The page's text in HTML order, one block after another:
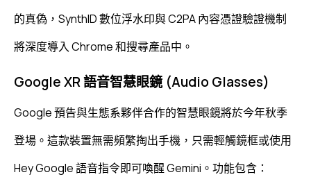
的真偽，SynthID 數位浮水印與 C2PA 內容憑證驗證機制
將深度導入 Chrome 和搜尋產品中。
Google XR 語音智慧眼鏡 (Audio Glasses)
Google 預告與生態系夥伴合作的智慧眼鏡將於今年秋季
登場。這款裝置無需頻繁掏出手機，只需輕觸鏡框或使用
Hey Google 語音指令即可喚醒 Gemini。功能包含：